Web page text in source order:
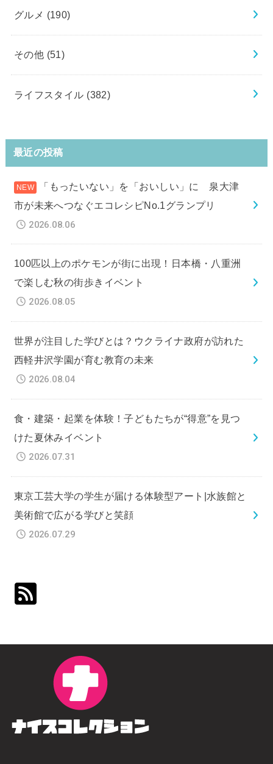
グルメ (190)
その他 (51)
ライフスタイル (382)
最近の投稿
「もったいない」を「おいしい」に 泉大津
市が未来へつなぐエコレシピNo.1グランプリ
2026.08.06
100匹以上のポケモンが街に出現！日本橋・八重洲
で楽しむ秋の街歩きイベント
2026.08.05
世界が注目した学びとは？ウクライナ政府が訪れた
西軽井沢学園が育む教育の未来
2026.08.04
食・建築・起業を体験！子どもたちが“得意”を見つ
けた夏休みイベント
2026.07.31
東京工芸大学の学生が届ける体験型アート|水族館と
美術館で広がる学びと笑顔
2026.07.29